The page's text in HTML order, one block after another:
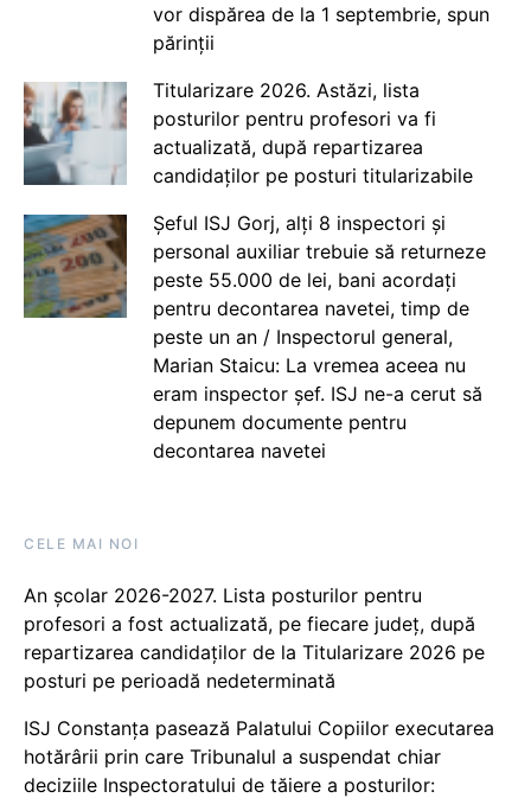
vor dispărea de la 1 septembrie, spun
părinții
Titularizare 2026. Astăzi, lista
posturilor pentru profesori va fi
actualizată, după repartizarea
candidaților pe posturi titularizabile
Șeful ISJ Gorj, alți 8 inspectori și
personal auxiliar trebuie să returneze
peste 55.000 de lei, bani acordați
pentru decontarea navetei, timp de
peste un an / Inspectorul general,
Marian Staicu: La vremea aceea nu
eram inspector șef. ISJ ne-a cerut să
depunem documente pentru
decontarea navetei
CELE MAI NOI
An școlar 2026-2027. Lista posturilor pentru
profesori a fost actualizată, pe fiecare județ, după
repartizarea candidaților de la Titularizare 2026 pe
posturi pe perioadă nedeterminată
ISJ Constanța pasează Palatului Copiilor executarea
hotărârii prin care Tribunalul a suspendat chiar
deciziile Inspectoratului de tăiere a posturilor: